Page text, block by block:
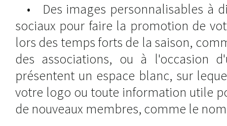
• Des images personnalisables à
sociaux pour faire la promotion de
lors des temps forts de la saison,
des associations, ou à l'occasion
présentent un espace blanc, sur
votre logo ou toute information utile
de nouveaux membres, comme le